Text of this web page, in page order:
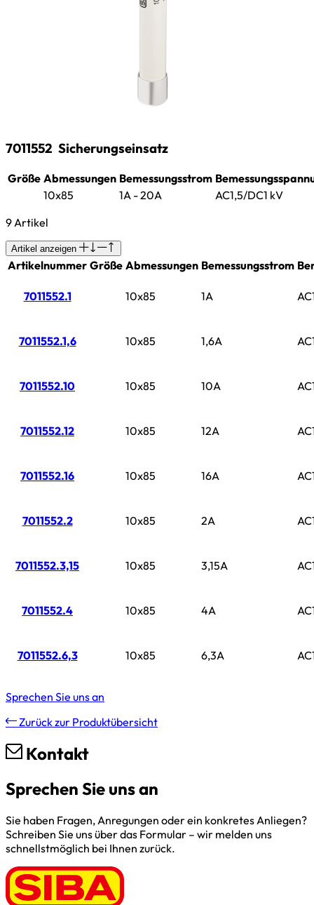
7011552 Sicherungseinsatz
Größe Abmessungen Bemessungsstrom
10x85
1A - 20A
AC1,5/DC1 kV
9 Artikel
Artikel anzeigen
Artikelnummer Größe Abmessungen Bemessungsstrom
7011552.1 10x85 1A
7011552.1,6 10x85 1,6A
7011552.10 10x85 10A
7011552.12 10x85 12A
7011552.16 10x85 16A
7011552.2 10x85 2A
7011552.3,15 10x85 3,15A
7011552.4 10x85 4A
7011552.6,3 10x85 6,3A
Sprechen Sie uns an
Zurück zur Produktübersicht
Kontakt
Sprechen Sie uns an
Sie haben Fragen, Anregungen oder ein konkretes Anliegen?
Schreiben Sie uns über das Formular – wir melden uns
schnellstmöglich bei Ihnen zurück.